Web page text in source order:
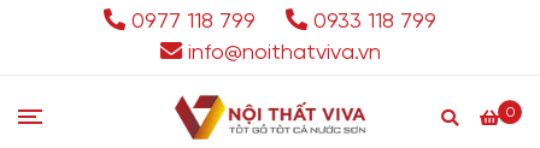
0977 118 799
0933 118 799
info@noithatviva.vn
0